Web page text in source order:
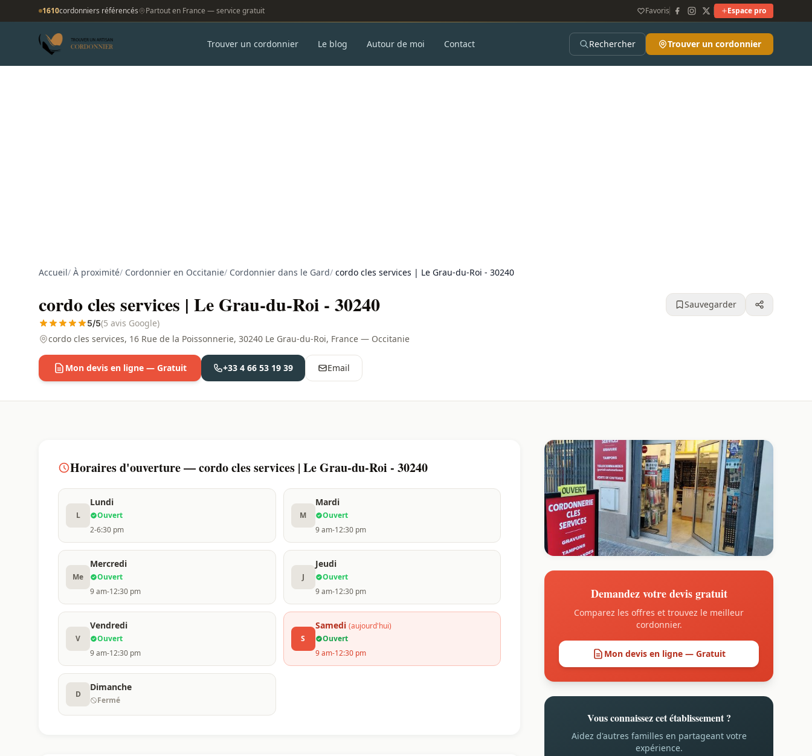
1610cordonniers référencés Partout en France — service gratuit Favoris Espace pro
Trouver un cordonnier Le blog Autour de moi Contact Rechercher Trouver un cordonnier
Accueil/ À proximité/ Cordonnier en Occitanie/ Cordonnier dans le Gard/ cordo cles services | Le Grau-du-Roi - 30240
cordo cles services | Le Grau-du-Roi - 30240
5/5(5 avis Google)
cordo cles services, 16 Rue de la Poissonnerie, 30240 Le Grau-du-Roi, France — Occitanie
Sauvegarder
Mon devis en ligne — Gratuit +33 4 66 53 19 39 Email
Horaires d'ouverture — cordo cles services | Le Grau-du-Roi - 30240
L
Lundi
Ouvert
2-6:30 pm
M
Mardi
Ouvert
9 am-12:30 pm
Me
Mercredi
Ouvert
9 am-12:30 pm
J
Jeudi
Ouvert
9 am-12:30 pm
V
Vendredi
Ouvert
9 am-12:30 pm
S
Samedi (aujourd'hui)
Ouvert
9 am-12:30 pm
D
Dimanche
Fermé
Demandez votre devis gratuit
Comparez les offres et trouvez le meilleur
cordonnier.
Mon devis en ligne — Gratuit
Vous connaissez cet établissement ?
Aidez d'autres familles en partageant votre
expérience.